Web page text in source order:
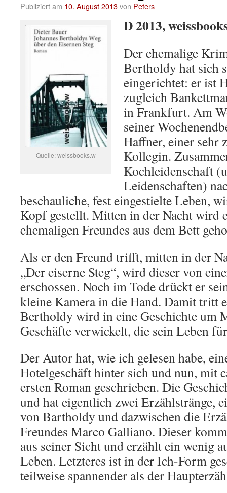
Publiziert am 10. August 2013von Peters
Quelle: weissbooks.w
D 2013,
Der ehemalige
Bertholdy hat sich
eingerichtet: er ist
zugleich
in Frankfurt. Am
seiner
Haffner, einer sehr
Kollegin.
Kochleidenschaft
Leidenschaften)
beschauliche, fest eingestielte Leben,
Kopf gestellt. Mitten in der Nacht wird
ehemaligen Freundes aus dem Bett
Als er den Freund trifft, mitten in der
„Der eiserne Steg“, wird dieser von
erschossen. Noch im Tode drückt er
kleine Kamera in die Hand. Damit tritt
Bertholdy wird in eine Geschichte um
Geschäfte verwickelt, die sein Leben
Der Autor hat, wie ich gelesen habe,
Hotelgeschäft hinter sich und nun, mit
ersten Roman geschrieben. Die
und hat eigentlich zwei Erzählstränge,
von Bartholdy und dazwischen die
Freundes Marco Galliano. Dieser
aus seiner Sicht und erzählt ein wenig
Leben. Letzteres ist in der Ich-Form
teilweise spannender als der